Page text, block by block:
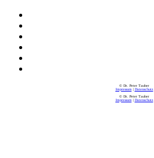
© Dr. Peter Tauber
Impressum| Datenschutz
© Dr. Peter Tauber
Impressum| Datenschutz